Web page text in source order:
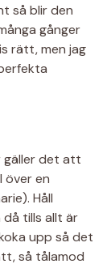
så blir den
gånger
rätt, men jag
gäller det att
över en
Håll
tills allt är
upp så det
så tålamod